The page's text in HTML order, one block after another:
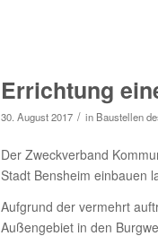
Errichtung
30. August 2017 / in Baustellen
Der Zweckverband
Stadt Bensheim einbauen
Aufgrund der vermehrt
Außengebiet in den